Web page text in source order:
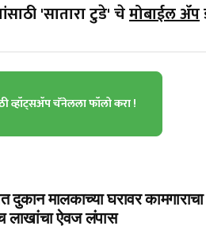
'सातारा टुडे' चेमोबाईल ॲप
व्हॉट्सॲप चॅनेलला फॉलो करा !
दुकान मालकाच्या घरावर
लाखांचा ऐवज लंपास